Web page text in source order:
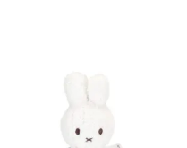
is: